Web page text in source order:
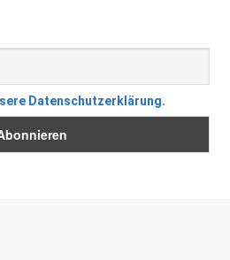
Datenschutzerklärung.